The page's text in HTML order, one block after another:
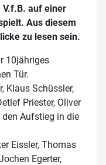
auf einer
Aus diesem
zu lesen sein.
10jähriges
Tür.
Klaus Schüssler,
Priester, Oliver
Aufstieg in die
Eissler, Thomas
Egerter,